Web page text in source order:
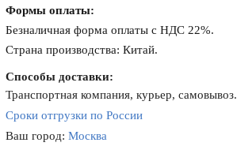
Формы оплаты:
Безналичная форма оплаты с НДС 22%.
Страна производства: Китай.
Способы доставки:
Транспортная компания, курьер, самовывоз.
Сроки отгрузки по России
Ваш город:Москва